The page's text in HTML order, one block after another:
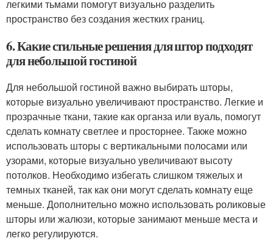
легкими тьмами помогут визуально разделить
пространство без создания жестких границ.
6. Какие стильные решения для штор подходят
для небольшой гостиной
Для небольшой гостиной важно выбирать шторы,
которые визуально увеличивают пространство. Легкие и
прозрачные ткани, такие как органза или вуаль, помогут
сделать комнату светлее и просторнее. Также можно
использовать шторы с вертикальными полосами или
узорами, которые визуально увеличивают высоту
потолков. Необходимо избегать слишком тяжелых и
темных тканей, так как они могут сделать комнату еще
меньше. Дополнительно можно использовать роликовые
шторы или жалюзи, которые занимают меньше места и
легко регулируются.